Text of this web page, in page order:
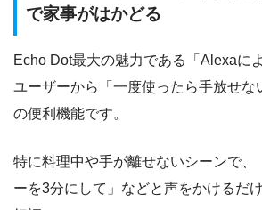
で家事がはかどる
Echo Dot最大の魅力である「Alexaに
ユーザーから「一度使ったら手放せな
の便利機能です。
特に料理中や手が離せないシーンで、
ーを3分にして」などと声をかけるだ